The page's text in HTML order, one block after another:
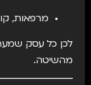
מרפאות,
לכן כל עסק
מהשיטה.